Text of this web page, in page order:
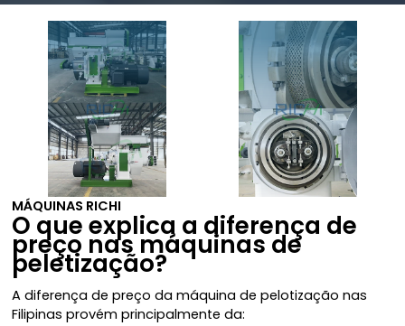
MÁQUINAS RICHI
O que explica a diferença de
preço nas máquinas de
peletização?
A diferença de preço da máquina de pelotização nas
Filipinas provém principalmente da: